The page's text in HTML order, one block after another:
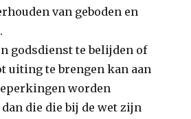
van geboden en
godsdienst te belijden of
uiting te brengen kan aan
worden
die die bij de wet zijn